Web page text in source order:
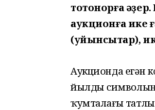
тотонорға
аукционға ике
(уйынсыҡтар),
Аукционда
йылдың
ҡумталағы